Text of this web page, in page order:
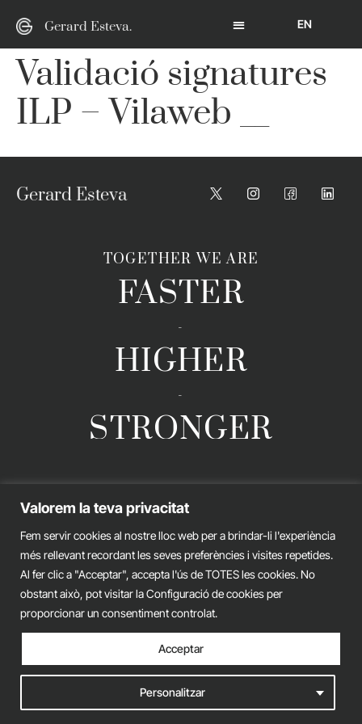
Valorem la teva privacitat
Fem servir cookies al nostre lloc web per a brindar-li l'experiència
més rellevant recordant les seves preferències i visites repetides.
Al fer clic a "Acceptar", accepta l'ús de TOTES les cookies. No
obstant això, pot visitar la Configuració de cookies per
proporcionar un consentiment controlat.
Personalitzar
Acceptar
Gerard Esteva. EN
Validació signatures
ILP – Vilaweb __
Gerard Esteva
TOGETHER WE ARE
FASTER
-
HIGHER
-
STRONGER
Legal advicePrivacy policyCookies policy
iònic.web